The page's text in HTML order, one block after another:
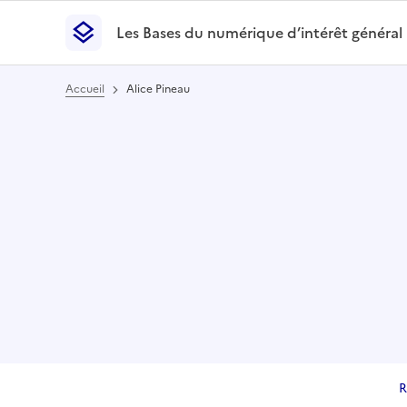
Les Bases du numérique d’intérêt général-
Les Bases du numérique d’intérêt général
Accueil Alice Pineau